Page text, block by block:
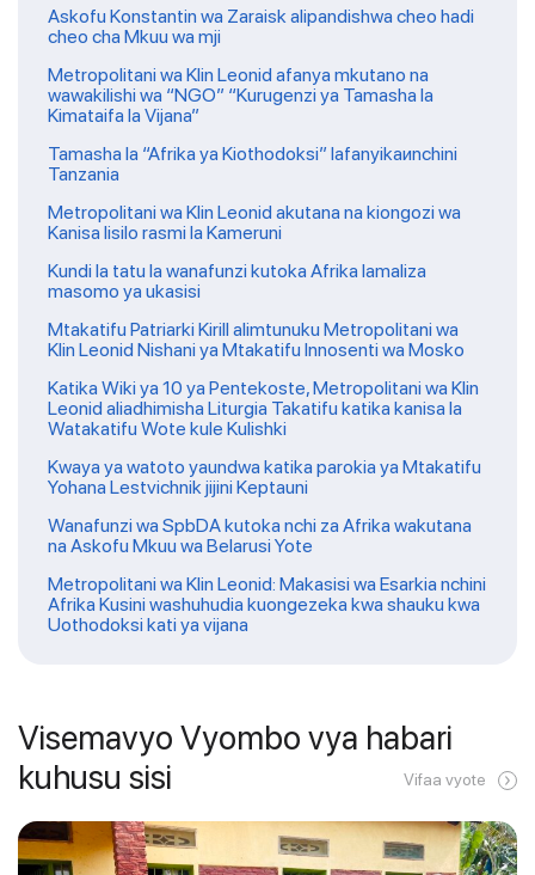
Askofu Konstantin wa Zaraisk alipandishwa cheo hadi
cheo cha Mkuu wa mji
Metropolitani wa Klin Leonid afanya mkutano na
wawakilishi wa “NGO” “Kurugenzi ya Tamasha la
Kimataifa la Vijana”
Tamasha la “Afrika ya Kiothodoksi” lafanyikaиnchini
Tanzania
Metropolitani wa Klin Leonid akutana na kiongozi wa
Kanisa lisilo rasmi la Kameruni
Kundi la tatu la wanafunzi kutoka Afrika lamaliza
masomo ya ukasisi
Mtakatifu Patriarki Kirill alimtunuku Metropolitani wa
Klin Leonid Nishani ya Mtakatifu Innosenti wa Mosko
Katika Wiki ya 10 ya Pentekoste, Metropolitani wa Klin
Leonid aliadhimisha Liturgia Takatifu katika kanisa la
Watakatifu Wote kule Kulishki
Kwaya ya watoto yaundwa katika parokia ya Mtakatifu
Yohana Lestvichnik jijini Keptauni
Wanafunzi wa SpbDA kutoka nchi za Afrika wakutana
na Askofu Mkuu wa Belarusi Yote
Metropolitani wa Klin Leonid: Makasisi wa Esarkia nchini
Afrika Kusini washuhudia kuongezeka kwa shauku kwa
Uothodoksi kati ya vijana
Visemavyo Vyombo vya habari
kuhusu sisi
Vifaa vyote